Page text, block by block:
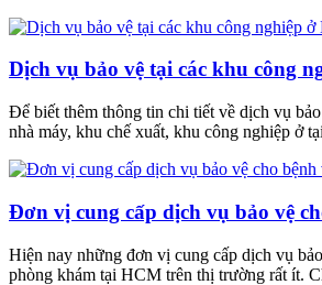
Dịch vụ bảo vệ tại các khu công
Để biết thêm thông tin chi tiết về dịch vụ
nhà máy, khu chế xuất, khu công nghiệp ở
Đơn vị cung cấp dịch vụ bảo vệ
Hiện nay những đơn vị cung cấp dịch vụ
phòng khám tại HCM trên thị trường rất ít.